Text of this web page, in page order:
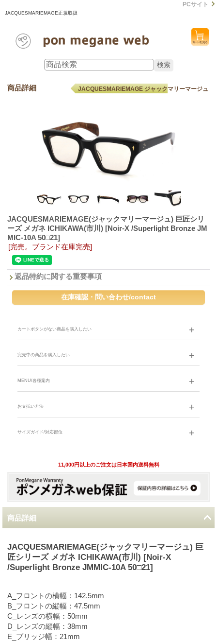
JACQUESMARIEMAGE正規取扱
PCサイト
商品詳細 JACQUESMARIEMAGE ジャックマリーマージュ
JACQUESMARIEMAGE(ジャックマリーマージュ) 巨匠シリ
ーズ メガネ ICHIKAWA(市川) [Noir-X /Superlight Bronze JM
MIC-10A 50□21]
[完売。ブランド在庫完売]
返品特約に関する重要事項
カートボタンがない商品を購入したい
完売中の商品を購入したい
MENU/各種案内
お支払い方法
サイズガイド/対応部位
11,000円以上のご注文は日本国内送料無料
商品詳細
JACQUESMARIEMAGE(ジャックマリーマージュ) 巨
匠シリーズ メガネ ICHIKAWA(市川) [Noir-X
/Superlight Bronze JMMIC-10A 50□21]
A_フロントの横幅：142.5mm
B_フロントの縦幅：47.5mm
C_レンズの横幅：50mm
D_レンズの縦幅：38mm
E_ブリッジ幅：21mm